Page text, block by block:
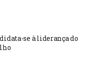
se à liderança do